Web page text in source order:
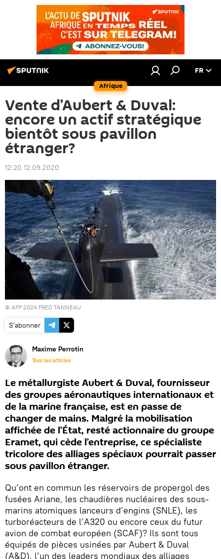
Afrique
FR
Vente d’Aubert & Duval:
encore un actif stratégique
bientôt sous pavillon
étranger?
12:20 12.09.2020
© AFP 2024 FRED TANNEAU
S'abonner
Maxime Perrotin
Tous les articles
Le métallurgiste Aubert & Duval, fournisseur
des groupes aéronautiques internationaux et
de la marine française, est en passe de
changer de mains. Malgré la mobilisation
affichée de l’État, resté actionnaire du groupe
Eramet, qui cède l’entreprise, ce spécialiste
tricolore des alliages spéciaux pourrait passer
sous pavillon étranger.
Qu’ont en commun les réservoirs de propergol des
fusées Ariane, les chaudières nucléaires des sous-
marins atomiques lanceurs d’engins (SNLE), les
turboréacteurs de l’A320 ou encore ceux du futur
avion de combat européen (SCAF)? Ils sont tous
équipés de pièces usinées par Aubert & Duval
(A&D), l’un des leaders mondiaux des alliages